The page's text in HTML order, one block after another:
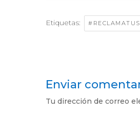
Etiquetas:
Enviar
Tu dirección de correo